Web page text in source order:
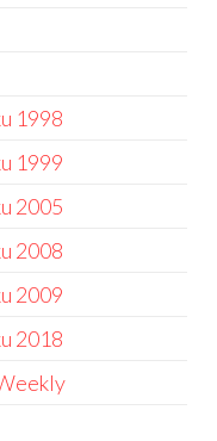
1998
1999
2005
2008
2009
2018